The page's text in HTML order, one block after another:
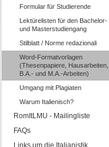
Formular für Studierende
Lektürelisten für den Bachelor-
und Masterstudiengang
Stilblatt / Norme redazionali
Word-Formatvorlagen
(Thesenpapiere, Hausarbeiten,
B.A.- und M.A.-Arbeiten)
Umgang mit Plagiaten
Warum Italienisch?
RomItLMU - Mailingliste
FAQs
Links um die Italianistik